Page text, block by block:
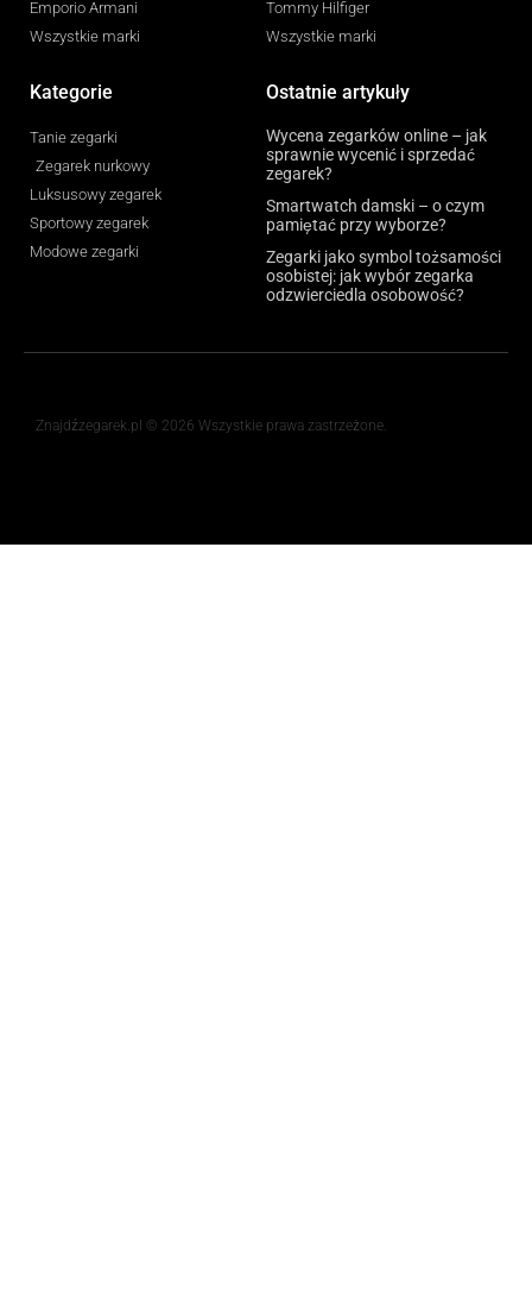
Emporio Armani
Wszystkie marki
Tommy Hilfiger
Wszystkie marki
Kategorie
Tanie zegarki
Zegarek nurkowy
Luksusowy zegarek
Sportowy zegarek
Modowe zegarki
Ostatnie artykuły
Wycena zegarków online – jak
sprawnie wycenić i sprzedać
zegarek?
Smartwatch damski – o czym
pamiętać przy wyborze?
Zegarki jako symbol tożsamości
osobistej: jak wybór zegarka
odzwierciedla osobowość?
Znajdźzegarek.pl © 2026 Wszystkie prawa zastrzeżone.